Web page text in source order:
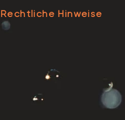
Rechtliche Hinweise